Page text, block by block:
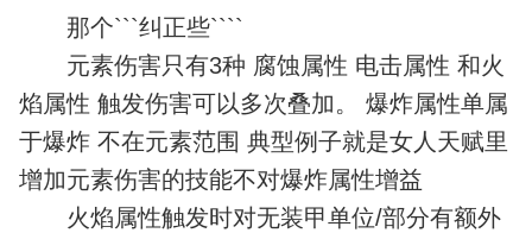
那个```纠正些````
元素伤害只有3种 腐蚀属性 电击属性 和火
焰属性 触发伤害可以多次叠加。 爆炸属性单属
于爆炸 不在元素范围 典型例子就是女人天赋里
增加元素伤害的技能不对爆炸属性增益
火焰属性触发时对无装甲单位/部分有额外